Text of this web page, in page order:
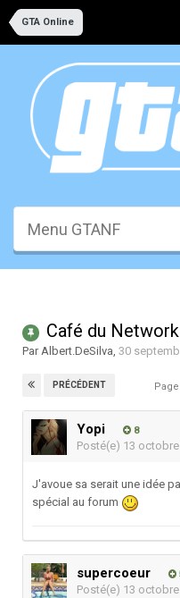
GTA Online
Menu GTANF
Café du
ParAlbert.DeSilva, 30
PRÉCÉDENT
Yopi 8
Posté(e) 13 octobre
J'avoue sa serait une idée
spécial au forum
supercoeur
Posté(e) 13 octobre